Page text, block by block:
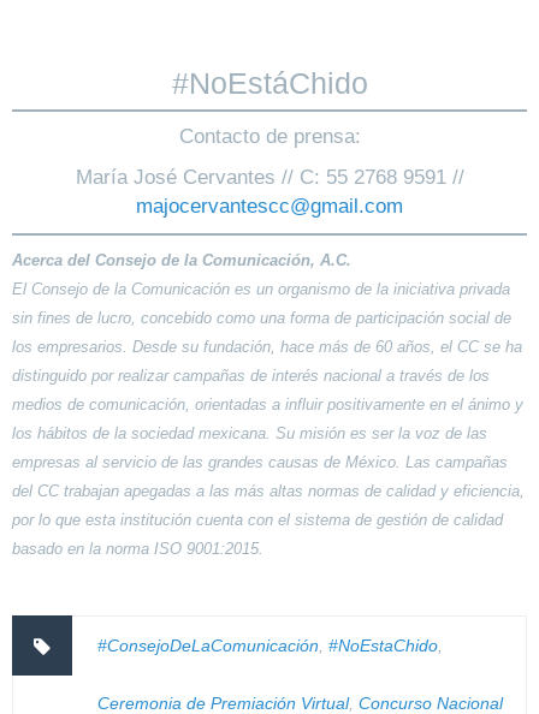
#NoEstáChido
Contacto de prensa:
María José Cervantes // C: 55 2768 9591 //
majocervantescc@gmail.com
Acerca del Consejo de la Comunicación, A.C.
El Consejo de la Comunicación es un organismo de la iniciativa privada
sin fines de lucro, concebido como una forma de participación social de
los empresarios. Desde su fundación, hace más de 60 años, el CC se ha
distinguido por realizar campañas de interés nacional a través de los
medios de comunicación, orientadas a influir positivamente en el ánimo y
los hábitos de la sociedad mexicana. Su misión es ser la voz de las
empresas al servicio de las grandes causas de México. Las campañas
del CC trabajan apegadas a las más altas normas de calidad y eficiencia,
por lo que esta institución cuenta con el sistema de gestión de calidad
basado en la norma ISO 9001:2015.
#ConsejoDeLaComunicación #NoEstaChido
Ceremonia de Premiación Virtual, Concurso Nacional